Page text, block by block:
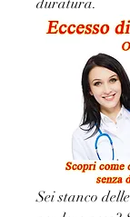
duratura.
Sei stanco